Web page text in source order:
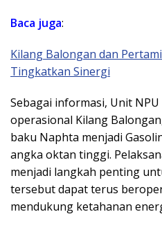
Baca juga:
Kilang Balongan dan
Tingkatkan Sinergi
Sebagai informasi, Unit
operasional Kilang
baku Naphta menjadi
angka oktan tinggi.
menjadi langkah penting
tersebut dapat terus
mendukung ketahanan